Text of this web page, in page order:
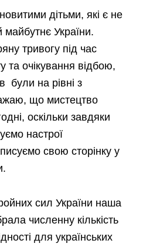
дітьми, які є не
України.
тривогу під час
та очікування відбою,
були на рівні з
що мистецтво
оскільки завдяки
настрої
свою сторінку у
сил України наша
численну кількість
для українських